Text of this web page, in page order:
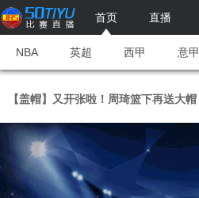
首页 直播
NBA 英超 西甲 意甲
【盖帽】又开张啦！周琦篮下再送大帽